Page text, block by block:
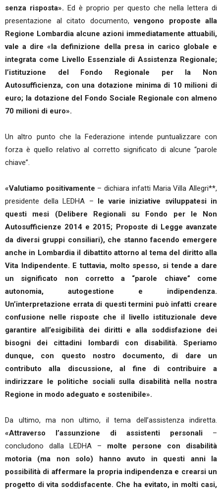
senza risposta». Ed è proprio per questo che nella lettera di
presentazione al citato documento,vengono proposte alla
Regione Lombardia alcune azioni immediatamente attuabili,
vale a dire «la definizione della presa in carico globale e
integrata come Livello Essenziale di Assistenza Regionale;
l’istituzione del Fondo Regionale per la Non
Autosufficienza, con una dotazione minima di 10 milioni di
euro; la dotazione del Fondo Sociale Regionale con almeno
70 milioni di euro».
Un altro punto che la Federazione intende puntualizzare con
forza è quello relativo al corretto significato di alcune “parole
chiave”.
«Valutiamo positivamente – dichiara infatti Maria Villa Allegri**,
presidente della LEDHA – le varie iniziative sviluppatesi in
questi mesi (Delibere Regionali su Fondo per le Non
Autosufficienze 2014 e 2015; Proposte di Legge avanzate
da diversi gruppi consiliari), che stanno facendo emergere
anche in Lombardia il dibattito attorno al tema del diritto alla
Vita Indipendente. E tuttavia, molto spesso, si tende a dare
un significato non corretto a “parole chiave” come
autonomia, autogestione e indipendenza.
Un’interpretazione errata di questi termini può infatti creare
confusione nelle risposte che il livello istituzionale deve
garantire all’esigibilità dei diritti e alla soddisfazione dei
bisogni dei cittadini lombardi con disabilità. Speriamo
dunque, con questo nostro documento, di dare un
contributo alla discussione, al fine di contribuire a
indirizzare le politiche sociali sulla disabilità nella nostra
Regione in modo adeguato e sostenibile».
Da ultimo, ma non ultimo, il tema dell’assistenza indiretta.
«Attraverso l’assunzione di assistenti personali –
concludono dalla LEDHA – molte persone con disabilità
motoria (ma non solo) hanno avuto in questi anni la
possibilità di affermare la propria indipendenza e crearsi un
progetto di vita soddisfacente. Che ha evitato, in molti casi,